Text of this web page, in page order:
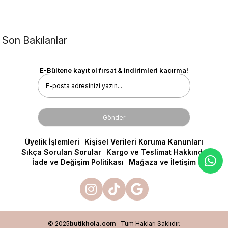
Son Bakılanlar
E-Bültene kayıt ol fırsat & indirimleri kaçırma!
Gönder
Üyelik İşlemleri
Kişisel Verileri Koruma Kanunları
Sıkça Sorulan Sorular
Kargo ve Teslimat Hakkında
İade ve Değişim Politikası
Mağaza ve İletişim
© 2025butikhola.com- Tüm Hakları Saklıdır.